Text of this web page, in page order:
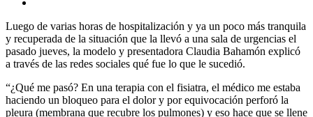
Luego de varias horas de hospitalización y ya un poco más tranquila
y recuperada de la situación que la llevó a una sala de urgencias el
pasado jueves, la modelo y presentadora Claudia Bahamón explicó
a través de las redes sociales qué fue lo que le sucedió.
“¿Qué me pasó? En una terapia con el fisiatra, el médico me estaba
haciendo un bloqueo para el dolor y por equivocación perforó la
pleura (membrana que recubre los pulmones) y eso hace que se llene